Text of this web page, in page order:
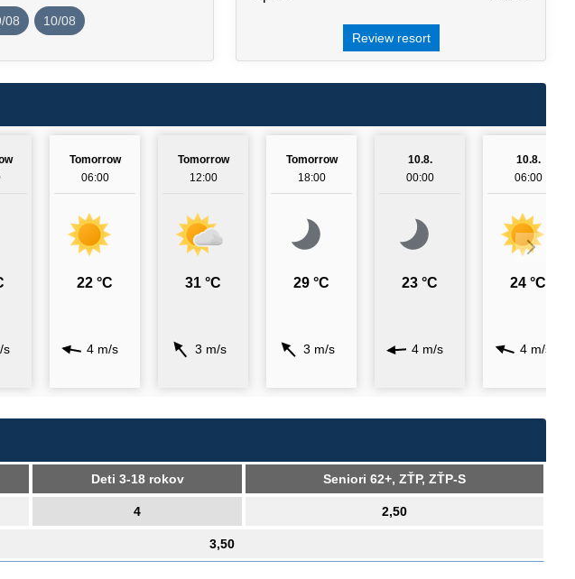
08 10/08
Review resort
s
Tomorrow
06:00
22 °C
4 m/s
Tomorrow
12:00
31 °C
3 m/s
Tomorrow
18:00
29 °C
3 m/s
10.8.
00:00
23 °C
4 m/s
10.8.
06:00
24 °C
4 m/s
Deti 3-18 rokov Seniori 62+, ZŤP, ZŤP-S
4 2,50
3,50